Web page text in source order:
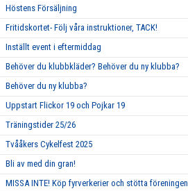
Höstens Försäljning
Fritidskortet- Följ våra instruktioner, TACK!
Inställt event i eftermiddag
Behöver du klubbkläder? Behöver du ny klubba?
Behöver du ny klubba?
Uppstart Flickor 19 och Pojkar 19
Träningstider 25/26
Tvååkers Cykelfest 2025
Bli av med din gran!
MISSA INTE! Köp fyrverkerier och stötta föreningen